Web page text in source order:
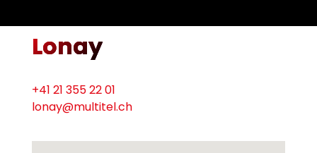
Lonay
+41 21 355 22 01
lonay@multitel.ch